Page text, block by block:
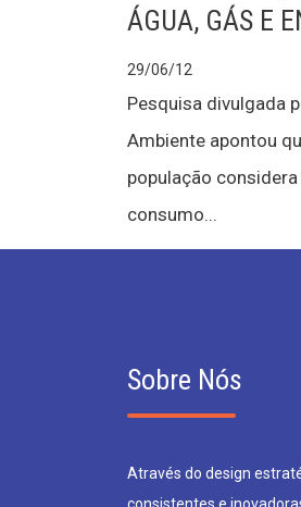
ÁGUA, GÁS E
29/06/12
Pesquisa divulgada
Ambiente apontou
população
consumo...
Sobre Nós
Através do design